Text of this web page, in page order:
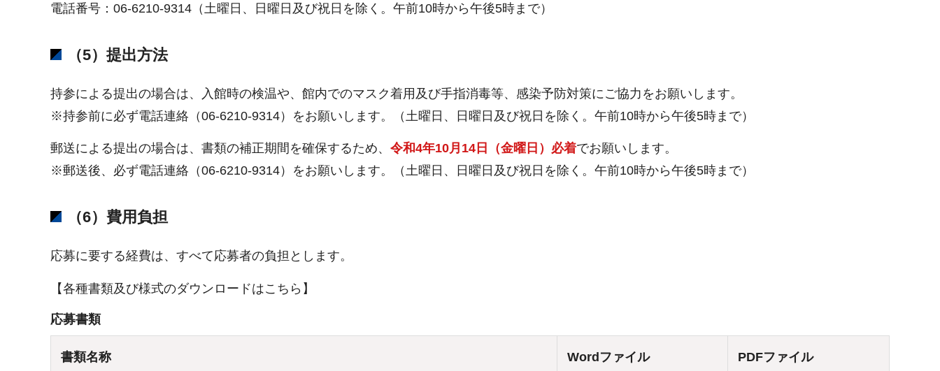
電話番号：06-6210-9314（土曜日、日曜日及び祝日を除く。午前10時から午後5時まで）
（5）提出方法
持参による提出の場合は、入館時の検温や、館内でのマスク着用及び手指消毒等、感染予防対策にご協力をお願いします。
※持参前に必ず電話連絡（06-6210-9314）をお願いします。（土曜日、日曜日及び祝日を除く。午前10時から午後5時まで）
郵送による提出の場合は、書類の補正期間を確保するため、 令和4年10月14日（金曜日）必着でお願いします。
※郵送後、必ず電話連絡（06-6210-9314）をお願いします。（土曜日、日曜日及び祝日を除く。午前10時から午後5時まで）
（6）費用負担
応募に要する経費は、すべて応募者の負担とします。
【各種書類及び様式のダウンロードはこちら】
応募書類
書類名称 Wordファイル PDFファイル